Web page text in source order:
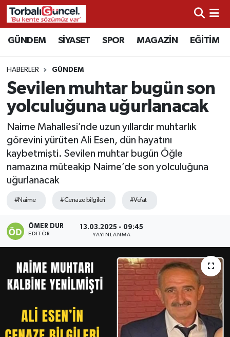
GÜNDEM SİYASET SPOR MAGAZİN EĞİTİM
HABERLER GÜNDEM
Sevilen muhtar bugün son
yolculuğuna uğurlanacak
Naime Mahallesi’nde uzun yıllardır muhtarlık
görevini yürüten Ali Esen, dün hayatını
kaybetmişti. Sevilen muhtar bugün Öğle
namazına müteakip Naime’de son yolculuğuna
uğurlanacak
#Naime #Cenaze bilgileri #Vefat
ÖMER DUR
EDITÖR
13.03.2025 - 09:45
YAYINLANMA
İzmir Nöbetçi Eczaneler
İzmir Hava Durumu
İzmir Namaz Vakitleri
İzmir Trafik Yoğunluk Haritası
Süper Lig Puan Durumu ve Fikstür
Tüm Manşetler
Son Dakika Haberleri
Haber Arşivi